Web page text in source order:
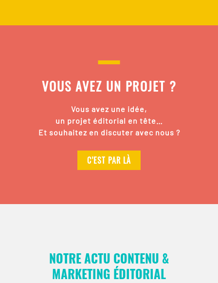
VOUS AVEZ UN PROJET ?
Vous avez une idée,
un projet éditorial en tête…
Et souhaitez en discuter avec nous ?
C’EST PAR LÀ
NOTRE ACTU CONTENU &
MARKETING ÉDITORIAL